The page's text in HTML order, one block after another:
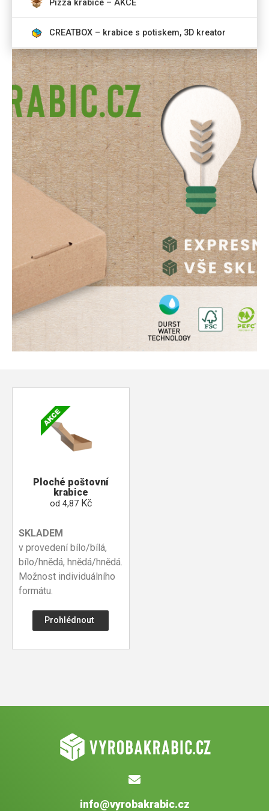
Pizza krabice – AKCE
CREATBOX – krabice s potiskem, 3D kreator
Ploché poštovní
krabice
od 4,87 Kč
SKLADEM
v provedení bílo/bílá,
bílo/hnědá, hnědá/hnědá.
Možnost individuálního
formátu.
Prohlédnout
info@vyrobakrabic.cz